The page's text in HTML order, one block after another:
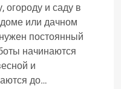
огороду и саду в
или дачном
постоянный
начинаются
и
до…